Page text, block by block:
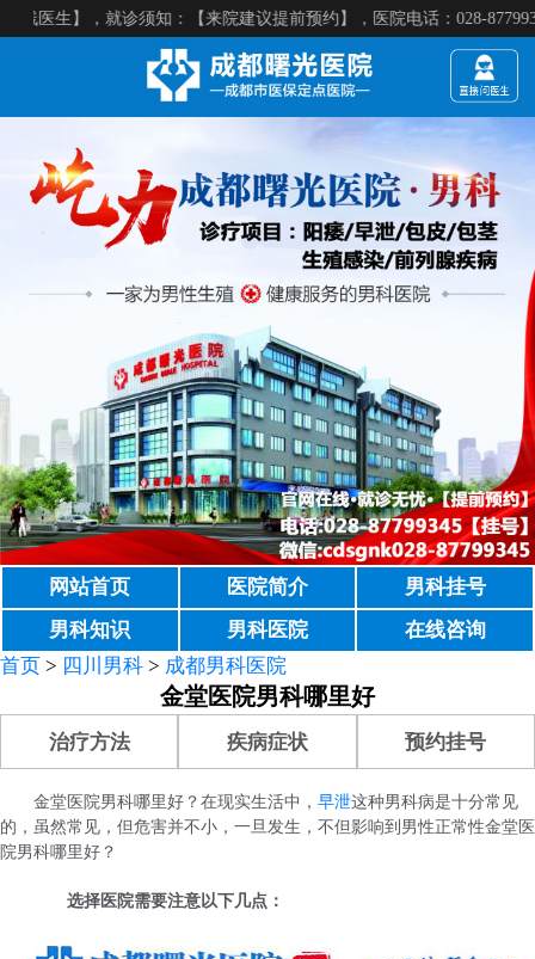
】，就诊须知：【来院建议提前预约】，医院电话：028-87799345
网站首页 医院简介
男科挂号
男科知识
男科医院
在线咨询
首页 > 四川男科 > 成都男科医院
金堂医院男科哪里好
治疗方法 疾病症状 预约挂号
金堂医院男科哪里好？在现实生活中， 早泄这种男科病是十分常见
的，虽然常见，但危害并不小，一旦发生，不但影响到男性正常性金堂医
院男科哪里好？
选择医院需要注意以下几点：